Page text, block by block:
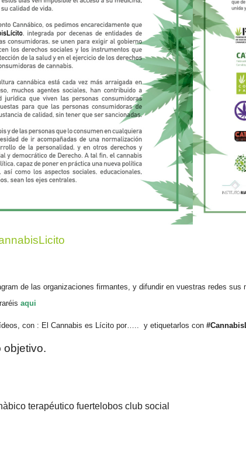
de las organizaciones firmantes, y difundir en vuestras redes
aqui
con : El Cannabis es Lícito por….. y etiquetarlos con
objetivo.
terapéutico fuertelobos club social